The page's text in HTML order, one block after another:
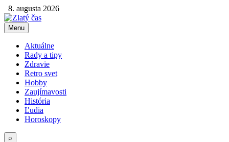
8. augusta 2026
Menu
Aktuálne
Rady a tipy
Zdravie
Retro svet
Hobby
Zaujímavosti
História
Ľudia
Horoskopy
⌕